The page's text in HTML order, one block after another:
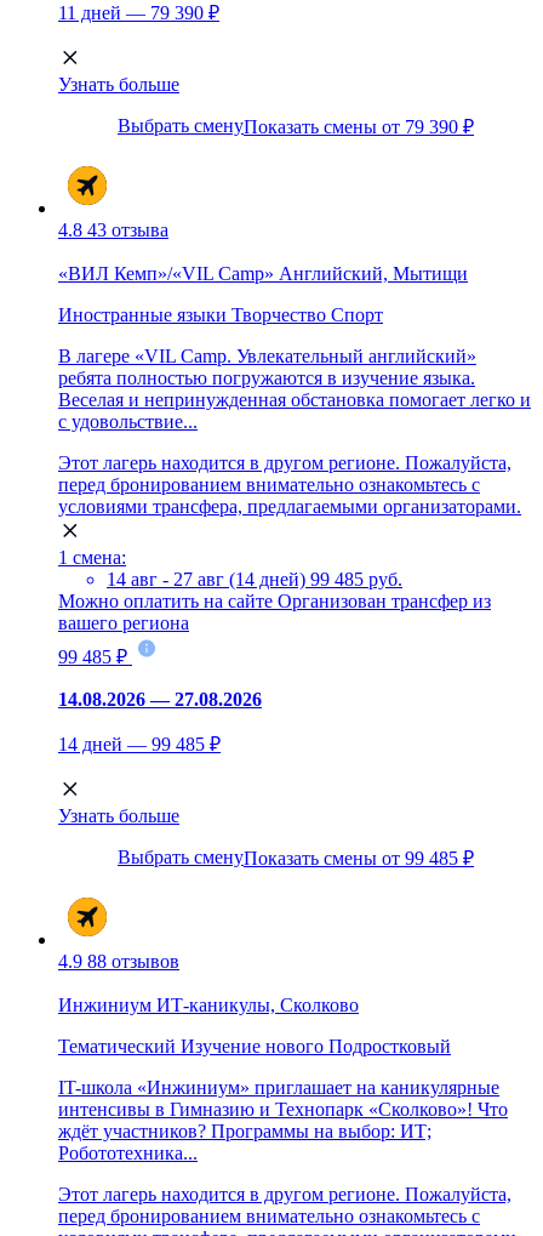
11 дней — 79 390 ₽
Узнать больше
Выбрать сменуПоказать смены от 79 390 ₽
4.8 43 отзыва
«ВИЛ Кемп»/«VIL Camp» Английский, Мытищи
Иностранные языки Творчество Спорт
В лагере «VIL Camp. Увлекательный английский»
ребята полностью погружаются в изучение языка.
Веселая и непринужденная обстановка помогает легко и
с удовольствие...
Этот лагерь находится в другом регионе. Пожалуйста,
перед бронированием внимательно ознакомьтесь с
условиями трансфера, предлагаемыми организаторами.
1 смена:
14 авг - 27 авг (14 дней) 99 485 руб.
Можно оплатить на сайте Организован трансфер из
вашего региона
99 485 ₽
14.08.2026 — 27.08.2026
14 дней — 99 485 ₽
Узнать больше
Выбрать сменуПоказать смены от 99 485 ₽
4.9 88 отзывов
Инжиниум ИТ-каникулы, Сколково
Тематический Изучение нового Подростковый
IT-школа «Инжиниум» приглашает на каникулярные
интенсивы в Гимназию и Технопарк «Сколково»! Что
ждёт участников? Программы на выбор: ИТ;
Робототехника...
Этот лагерь находится в другом регионе. Пожалуйста,
перед бронированием внимательно ознакомьтесь с